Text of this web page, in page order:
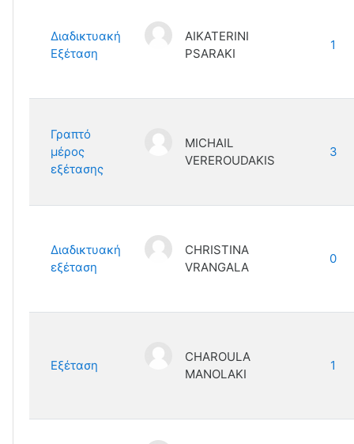
Διαδικτυακή
Εξέταση
AIKATERINI
PSARAKI
1
Γραπτό
μέρος
εξέτασης
MICHAIL
VEREROUDAKIS
3
Διαδικτυακή
εξέταση
CHRISTINA
VRANGALA
0
Εξέταση
CHAROULA
MANOLAKI
1